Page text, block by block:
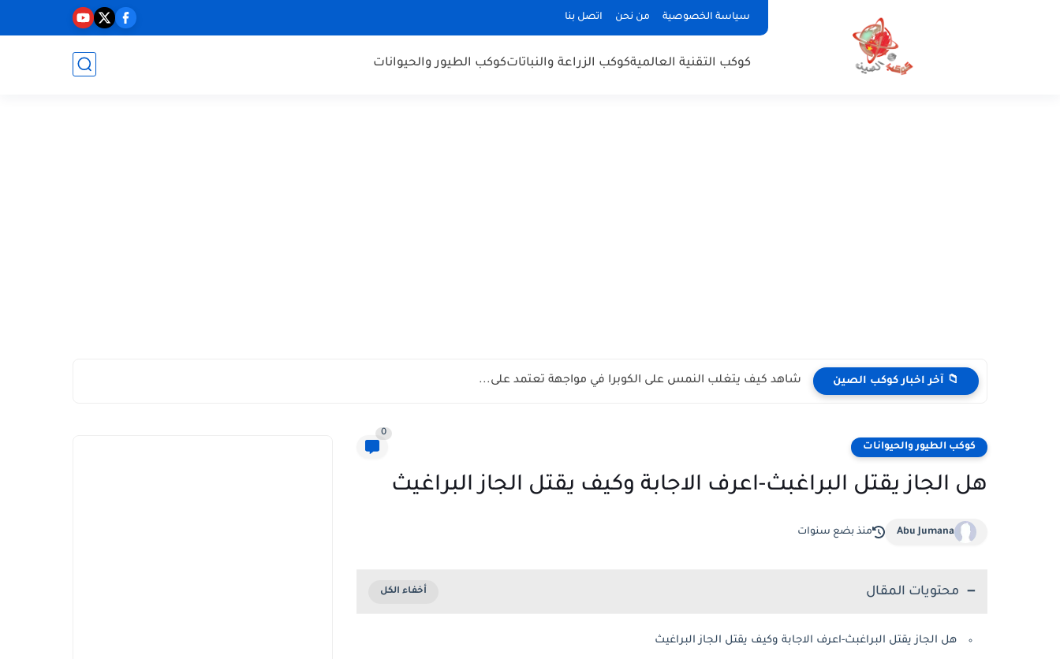
سياسة الخصوصية من نحن اتصل بنا
كوكب التقنية العالميةكوكب الزراعة والنباتاتكوكب الطيور والحيوانات
📁 آخر اخبار كوكب الصين شاهد كيف يتغلب النمس على الكوبرا في مواجهة تعتمد على...
كوكب الطيور والحيوانات
0
هل الجاز يقتل البراغبث-اعرف الاجابة وكيف يقتل الجاز البراغيث
Abu Jumana منذ بضع سنوات
محتويات المقال
هل الجاز يقتل البراغبث-اعرف الاجابة وكيف يقتل الجاز البراغيث